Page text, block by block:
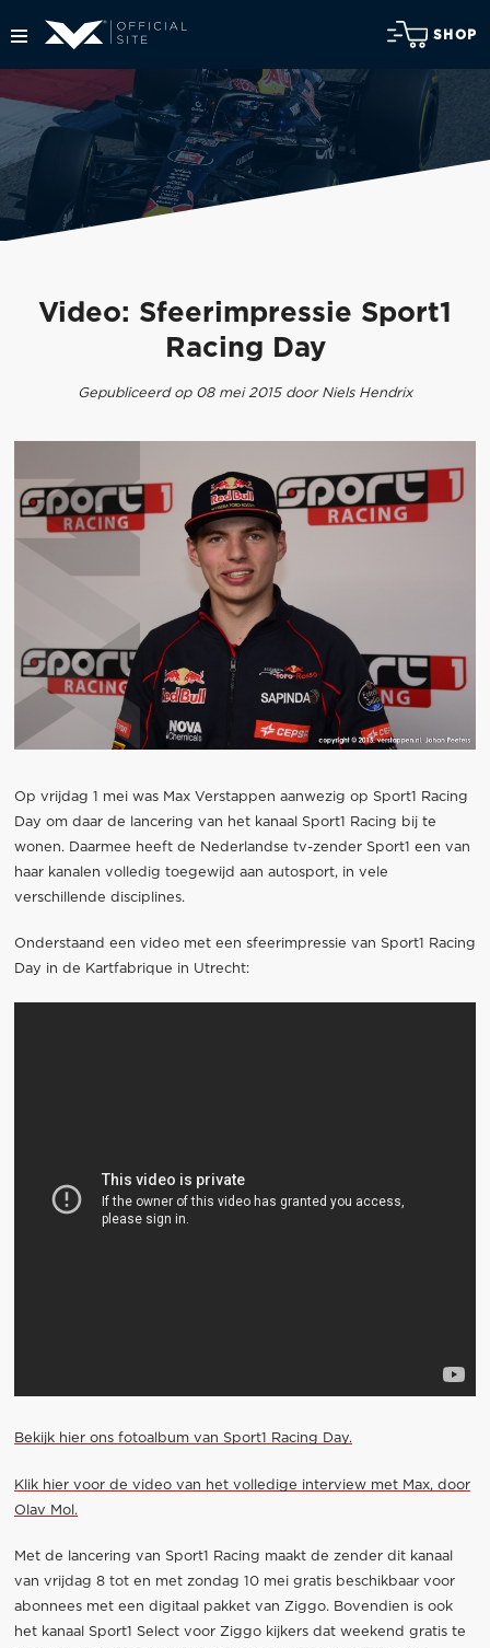
SHOP
Video: Sfeerimpressie Sport1
Racing Day
Gepubliceerd op 08 mei 2015 door Niels Hendrix
Op vrijdag 1 mei was Max Verstappen aanwezig op Sport1 Racing
Day om daar de lancering van het kanaal Sport1 Racing bij te
wonen. Daarmee heeft de Nederlandse tv-zender Sport1 een van
haar kanalen volledig toegewijd aan autosport, in vele
verschillende disciplines.
Onderstaand een video met een sfeerimpressie van Sport1 Racing
Day in de Kartfabrique in Utrecht:
Bekijk hier ons fotoalbum van Sport1 Racing Day.
Klik hier voor de video van het volledige interview met Max, door
Olav Mol.
Met de lancering van Sport1 Racing maakt de zender dit kanaal
van vrijdag 8 tot en met zondag 10 mei gratis beschikbaar voor
abonnees met een digitaal pakket van Ziggo. Bovendien is ook
het kanaal Sport1 Select voor Ziggo kijkers dat weekend gratis te